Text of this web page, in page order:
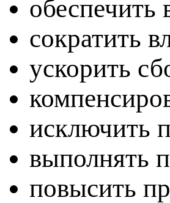
обеспечить
сократить
ускорить
исключить
выполнять
повысить